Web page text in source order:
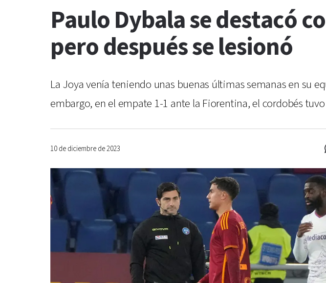
Paulo Dybala se destacó
pero después se lesionó
La Joya venía teniendo unas buenas últimas semanas en su
embargo, en el empate 1-1 ante la Fiorentina, el cordobés
10 de diciembre de 2023